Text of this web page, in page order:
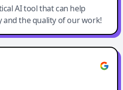
AI tool that can help
the quality of our work!